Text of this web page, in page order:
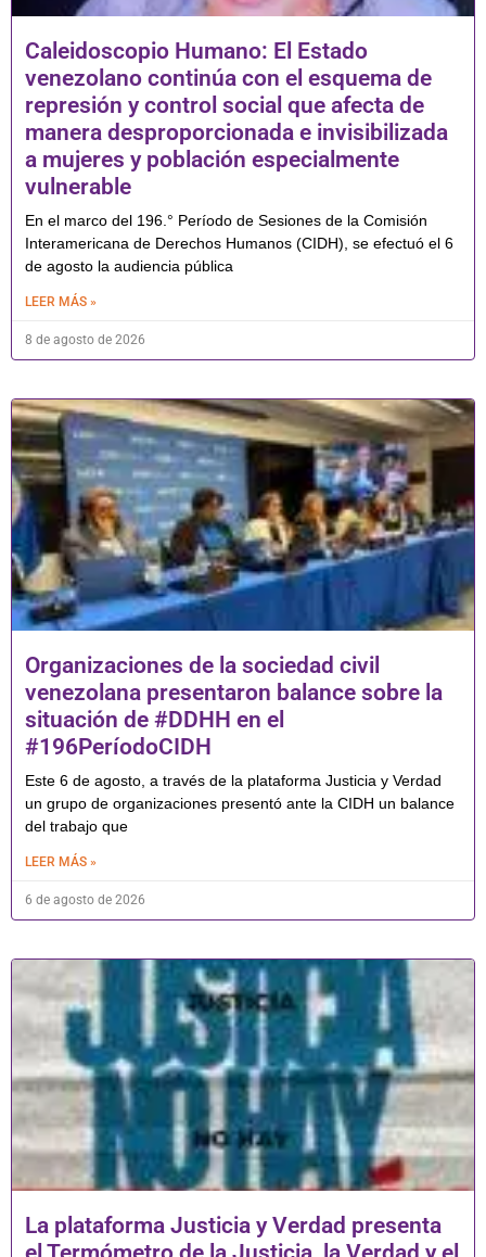
Caleidoscopio Humano: El Estado
venezolano continúa con el esquema de
represión y control social que afecta de
manera desproporcionada e invisibilizada
a mujeres y población especialmente
vulnerable
En el marco del 196.° Período de Sesiones de la Comisión
Interamericana de Derechos Humanos (CIDH), se efectuó el 6
de agosto la audiencia pública
LEER MÁS »
8 de agosto de 2026
Organizaciones de la sociedad civil
venezolana presentaron balance sobre la
situación de #DDHH en el
#196PeríodoCIDH
Este 6 de agosto, a través de la plataforma Justicia y Verdad
un grupo de organizaciones presentó ante la CIDH un balance
del trabajo que
LEER MÁS »
6 de agosto de 2026
La plataforma Justicia y Verdad presenta